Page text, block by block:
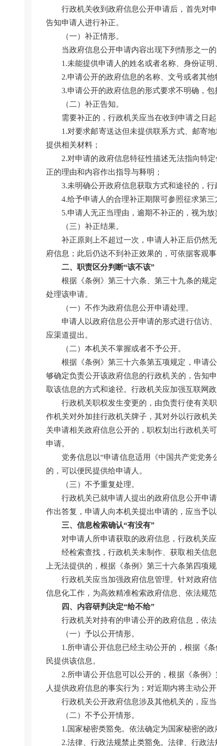
行政机关收到政府信息公开申请后，首先对
告知申请人进行补正。
（一）补正情形。
当政府信息公开申请内容出现下列情形之一
1.未能提供申请人的姓名或者名称、身份证
2.申请公开的政府信息的名称、文号或者其
3.申请公开的政府信息的形式要求不明确，
（二）补正告知。
需要补正的，行政机关应当在收到申请之日
1.对要求邮寄送达但未提供联系方式、邮寄
提供相关材料；
2.对申请的政府信息特征性描述无法指向特
正的理由和内容作出指导与释明；
3.未明确公开政府信息获取方式和途径的，
4.给予申请人的合理补正期限可参照征求第
5.申请人无正当理由，逾期不补正的，视为
（三）补正结果。
补正原则上不超过一次，申请人补正后仍然
府信息；此后仍达不到补正效果的，可依据客观
二、职责区分判断“该不该”
根据《条例》第三十六条、第三十九条的规
处理该申请。
（一）不作为政府信息公开申请处理。
申请人以政府信息公开申请的形式进行信访
应渠道提出。
（二）本机关不掌握或者不予公开。
根据《条例》第三十六条第五项规定，申请
够确定负责公开该政府信息的行政机关的，告知
取该信息的方式和途径。行政机关应加强互联网
行政机关职权发生变更的，由负责行使有关
作机关对外加挂行政机关牌子，其对外以行政机
关申请相关政府信息公开的，职权划出行政机关
申请。
党务信息以“申请信息适用《中国共产党党
的，可以便民提供给申请人。
（三）不予重复处理。
行政机关已就申请人提出的政府信息公开申
作出答复，申请人向本机关提出申请的，应当予
三、信息检索确认“有没有”
对申请人所申请获取的政府信息，行政机关
经检索查找，行政机关未制作、获取相关信
上无法提供的，根据《条例》第三十六条第四项
行政机关应当加强政府信息管理。针对政府
信息化工作，为高效精准检索政府信息、依法规
四、内容研判决定“给不给”
行政机关对持有的申请公开的政府信息，依
（一）予以公开情形。
1.所申请公开信息已经主动公开的，根据《
民提供该信息。
2.所申请公开信息可以公开的，根据《条例
人提供政府信息的事实行为；对近期内将主动公
行政机关公开政府信息涉及其他机关的，应
（二）不予公开情形。
1.国家秘密类豁免。依法确定为国家秘密的
2.法律、行政法规禁止类豁免。法律、行政